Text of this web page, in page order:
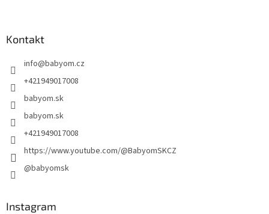
Kontakt
info@babyom.cz
+421949017008
babyom.sk
babyom.sk
+421949017008
https://www.youtube.com/@BabyomSKCZ
@babyomsk
Instagram